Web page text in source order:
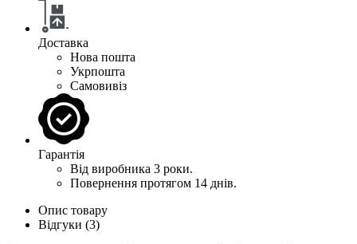
Доставка
Нова пошта
Укрпошта
Самовивіз
Гарантія
Від виробника 3 роки.
Повернення протягом 14 днів.
Опис товару
Відгуки (3)